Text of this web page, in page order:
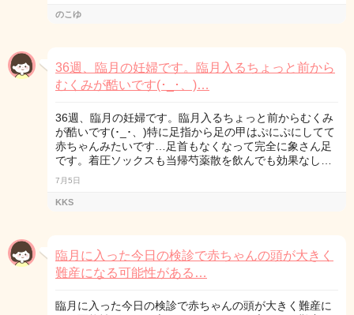
のこゆ
36週、臨月の妊婦です。臨月入るちょっと前から
むくみが酷いです(･_･、)…
36週、臨月の妊婦です。臨月入るちょっと前からむくみ
が酷いです(･_･、)特に足指から足の甲はぷにぷにしてて
赤ちゃんみたいです…足首もなくなって完全に象さん足
です。着圧ソックスも当帰芍薬散を飲んでも効果なし…
7月5日
KKS
臨月に入った今日の検診で赤ちゃんの頭が大きく
難産になる可能性がある…
臨月に入った今日の検診で赤ちゃんの頭が大きく難産に